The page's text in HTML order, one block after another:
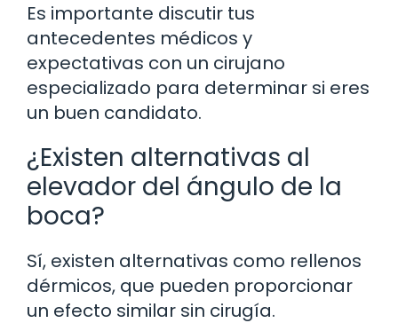
Es importante discutir tus
antecedentes médicos y
expectativas con un cirujano
especializado para determinar si eres
un buen candidato.
¿Existen alternativas al
elevador del ángulo de la
boca?
Sí, existen alternativas como rellenos
dérmicos, que pueden proporcionar
un efecto similar sin cirugía.